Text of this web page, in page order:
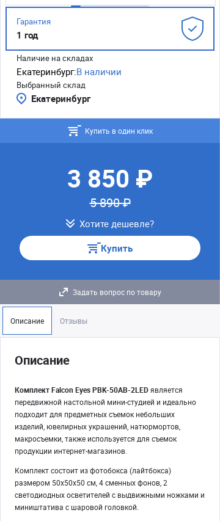
Гарантия
1 год
Наличие на складах
Екатеринбург:В наличии
Выбранный склад
Екатеринбург
Купить в один клик
3 850 ₽
5 890 ₽
Хотите дешевле?
Купить
Задать вопрос по товару
Описание Отзывы
Описание
Комплект Falcon Eyes PBK-50AB-2LEDявляется
передвижной настольной мини-студией и идеально
подходит для предметных съемок небольших
изделий, ювелирных украшений, натюрмортов,
макросъемки, также используется для съемок
продукции интернет-магазинов.
Комплект состоит из фотобокса (лайтбокса)
размером 50х50х50 см, 4 сменных фонов, 2
светодиодных осветителей с выдвижными ножками и
миништатива с шаровой головкой.